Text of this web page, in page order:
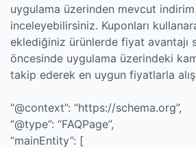
uygulama üzerinden mevcut indirim
inceleyebilirsiniz. Kuponları
eklediğiniz ürünlerde fiyat avantajı
öncesinde uygulama üzerindeki
takip ederek en uygun fiyatlarla
“@context”: “https://schema.org”,
“@type”: “FAQPage”,
“mainEntity”: [